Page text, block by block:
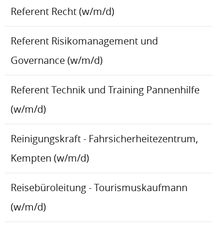
Referent Recht (w/m/d)
Referent Risikomanagement und
Governance (w/m/d)
Referent Technik und Training Pannenhilfe
(w/m/d)
Reinigungskraft - Fahrsicherheitezentrum,
Kempten (w/m/d)
Reisebüroleitung - Tourismuskaufmann
(w/m/d)